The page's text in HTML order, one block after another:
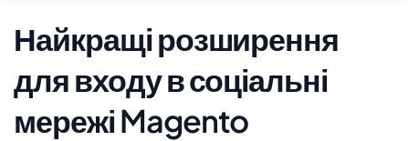
Найкращі розширення
для входу в соціальні
мережі Magento